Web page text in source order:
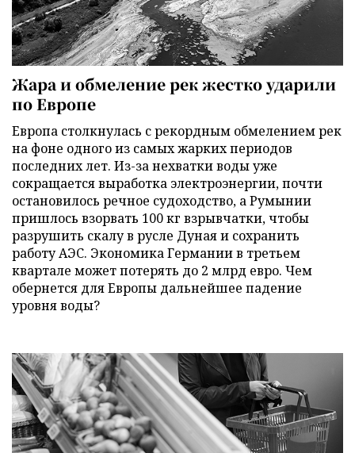
Жара и обмеление рек жестко ударили
по Европе
Европа столкнулась с рекордным обмелением рек
на фоне одного из самых жарких периодов
последних лет. Из-за нехватки воды уже
сокращается выработка электроэнергии, почти
остановилось речное судоходство, а Румынии
пришлось взорвать 100 кг взрывчатки, чтобы
разрушить скалу в русле Дуная и сохранить
работу АЭС. Экономика Германии в третьем
квартале может потерять до 2 млрд евро. Чем
обернется для Европы дальнейшее падение
уровня воды?